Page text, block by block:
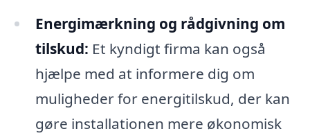
Energimærkning og rådgivning om
tilskud: Et kyndigt firma kan også
hjælpe med at informere dig om
muligheder for energitilskud, der kan
gøre installationen mere økonomisk